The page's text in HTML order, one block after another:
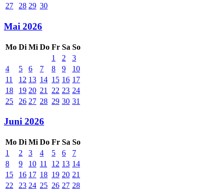
27
28 29 30
Mai 2026
Mo Di Mi Do Fr Sa So
1
2
3
4
5 6 7 8 9
10
11
12 13 14 15 16 17
18
19 20 21 22 23 24
25
26 27 28 29 30 31
Juni 2026
Mo Di Mi Do Fr Sa So
1
2 3 4 5 6
7
8
9 10 11 12 13 14
15
16 17 18 19 20 21
22
23 24 25 26 27 28